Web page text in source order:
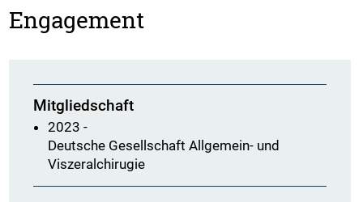
Engagement
Mitgliedschaft
2023 -
Deutsche Gesellschaft Allgemein- und
Viszeralchirugie